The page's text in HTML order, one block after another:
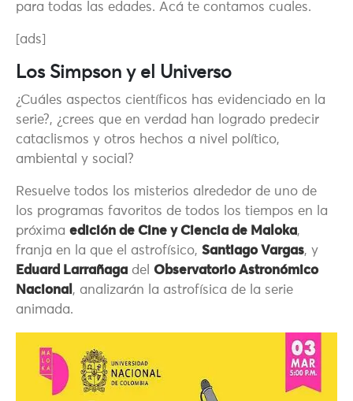
para todas las edades. Acá te contamos cuales.
[ads]
Los Simpson y el Universo
¿Cuáles aspectos científicos has evidenciado en la
serie?, ¿crees que en verdad han logrado predecir
cataclismos y otros hechos a nivel político,
ambiental y social?
Resuelve todos los misterios alrededor de uno de
los programas favoritos de todos los tiempos en la
próxima edición de Cine y Ciencia de Maloka,
franja en la que el astrofísico, Santiago Vargas, y
Eduard Larrañaga del Observatorio Astronómico
Nacional , analizarán la astrofísica de la serie
animada.